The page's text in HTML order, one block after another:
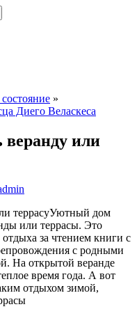
»
Диего Веласкеса
веранду или
Уютный дом
или террасы. Это
за чтением книги с
с родными
На открытой веранде
время года. А вот
отдыхом зимой,